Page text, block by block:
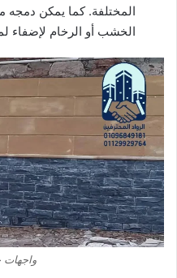
المختلفة. كما يمكن دمجه
الخشب أو الرخام لإضفاء
واجهات